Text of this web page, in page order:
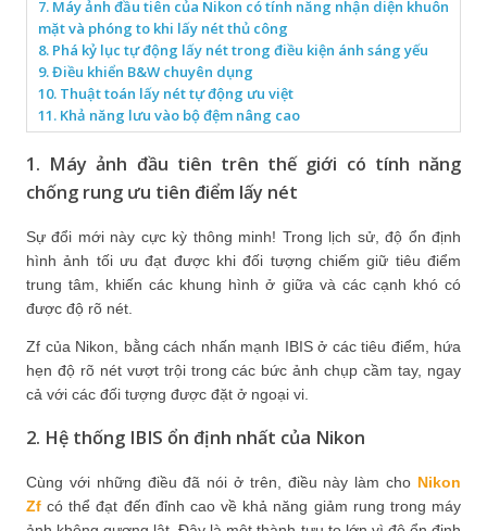
7. Máy ảnh đầu tiên của Nikon có tính năng nhận diện khuôn
mặt và phóng to khi lấy nét thủ công
8. Phá kỷ lục tự động lấy nét trong điều kiện ánh sáng yếu
9. Điều khiển B&W chuyên dụng
10. Thuật toán lấy nét tự động ưu việt
11. Khả năng lưu vào bộ đệm nâng cao
1. Máy ảnh đầu tiên trên thế giới có tính năng
chống rung ưu tiên điểm lấy nét
Sự đổi mới này cực kỳ thông minh! Trong lịch sử, độ ổn định
hình ảnh tối ưu đạt được khi đối tượng chiếm giữ tiêu điểm
trung tâm, khiến các khung hình ở giữa và các cạnh khó có
được độ rõ nét.
Zf của Nikon, bằng cách nhấn mạnh IBIS ở các tiêu điểm, hứa
hẹn độ rõ nét vượt trội trong các bức ảnh chụp cầm tay, ngay
cả với các đối tượng được đặt ở ngoại vi.
2. Hệ thống IBIS ổn định nhất của Nikon
Cùng với những điều đã nói ở trên, điều này làm cho Nikon
Zf có thể đạt đến đỉnh cao về khả năng giảm rung trong máy